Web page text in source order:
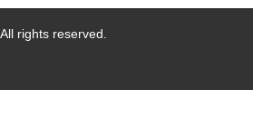
rights reserved.